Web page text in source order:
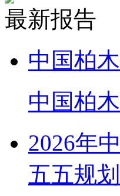
最新报告
中国柏
中国柏
2026年
五五规划